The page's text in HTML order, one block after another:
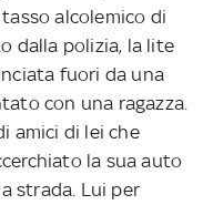
alcolemico di
dalla polizia, la lite
fuori da una
con una ragazza.
amici di lei che
la sua auto
strada. Lui per